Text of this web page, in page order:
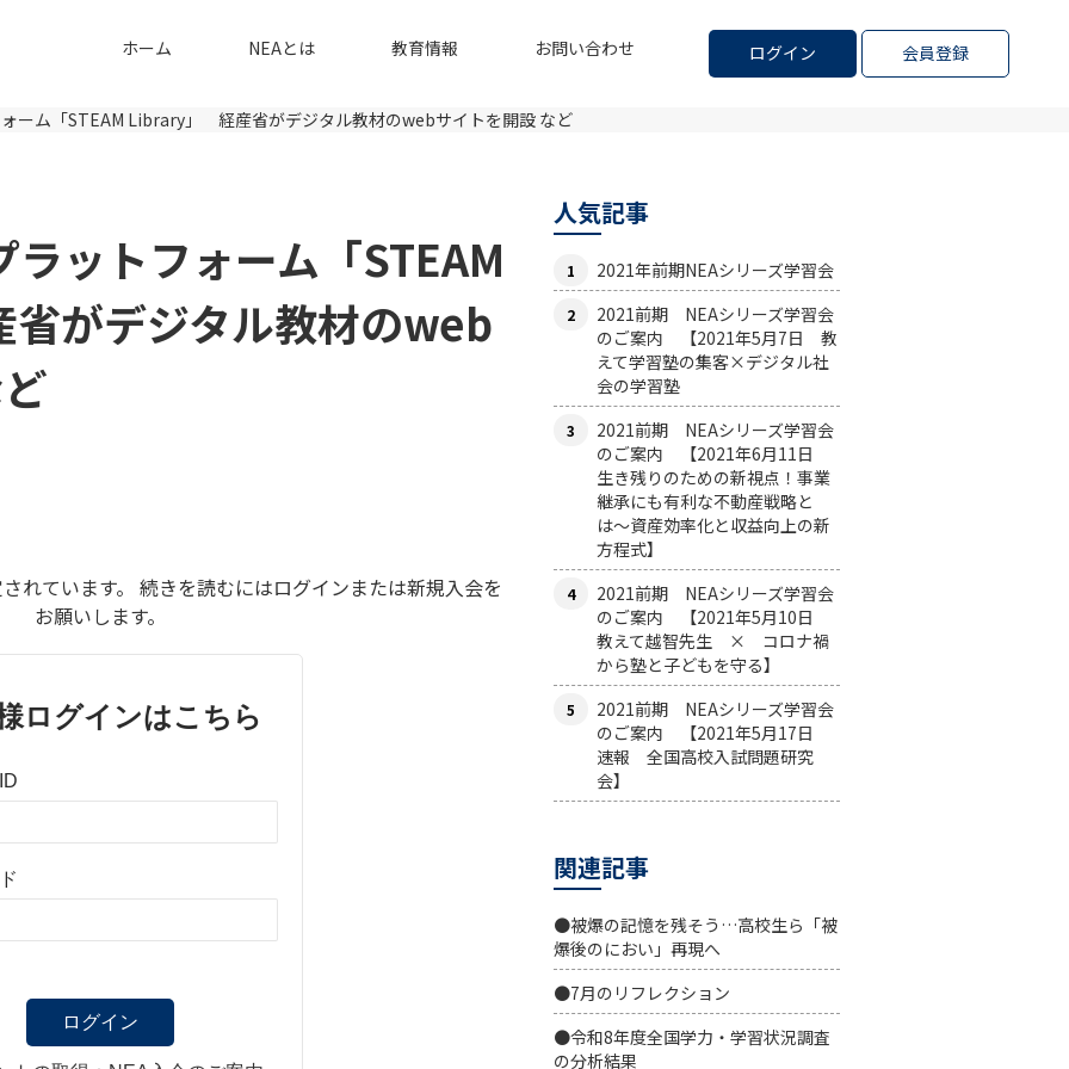
ログイン 会員登録
ホーム NEAとは 教育情報 お問い合わせ
ーム「STEAM Library」 経産省がデジタル教材のwebサイトを開設 など
ットフォーム「STEAM
がデジタル教材のweb
れています。 続きを読むにはログインまたは新規入会を
お願いします。
ログインはこちら
人気記事
2021年前期NEAシリーズ学習会
2021前期 NEAシリーズ学習会
のご案内 【2021年5月7日 教
えて学習塾の集客×デジタル社
会の学習塾
2021前期 NEAシリーズ学習会
のご案内 【2021年6月11日
生き残りのための新視点！事業
継承にも有利な不動産戦略と
は〜資産効率化と収益向上の新
方程式】
2021前期 NEAシリーズ学習会
のご案内 【2021年5月10日
教えて越智先生 × コロナ禍
から塾と子どもを守る】
2021前期 NEAシリーズ学習会
のご案内 【2021年5月17日
速報 全国高校入試問題研究
会】
関連記事
●被爆の記憶を残そう…高校生ら「被
爆後のにおい」再現へ
●7月のリフレクション
●令和8年度全国学力・学習状況調査
の分析結果